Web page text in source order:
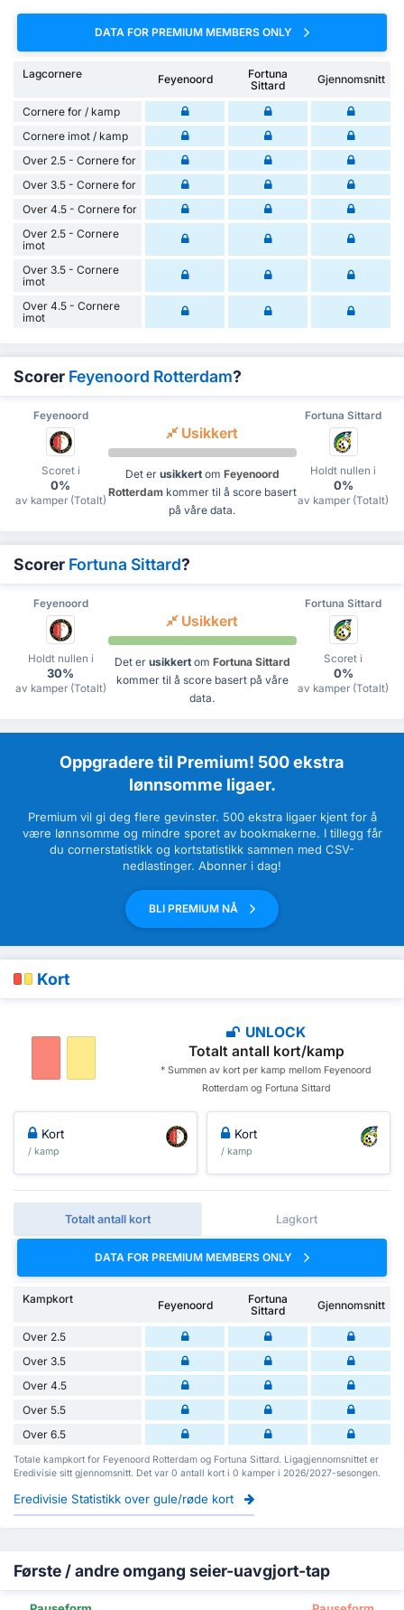
DATA FOR PREMIUM MEMBERS ONLY
Lagcornere Feyenoord
Fortuna
Sittard
Gjennomsnitt
Cornere for / kamp
Cornere imot / kamp
Over 2.5 - Cornere for
Over 3.5 - Cornere for
Over 4.5 - Cornere for
Over 2.5 - Cornere
imot
Over 3.5 - Cornere
imot
Over 4.5 - Cornere
imot
Scorer Feyenoord Rotterdam?
Feyenoord Fortuna Sittard
Scoret i
0%
av kamper (Totalt)
Usikkert
Det er usikkertom Feyenoord
Rotterdamkommer til å score basert
på våre data.
Holdt nullen i
0%
av kamper (Totalt)
Scorer Fortuna Sittard?
Feyenoord Fortuna Sittard
Holdt nullen i
30%
av kamper (Totalt)
Usikkert
Det er usikkertom Fortuna Sittard
kommer til å score basert på våre
data.
Scoret i
0%
av kamper (Totalt)
Oppgradere til Premium! 500 ekstra
lønnsomme ligaer.
Premium vil gi deg flere gevinster. 500 ekstra ligaer kjent for å
være lønnsomme og mindre sporet av bookmakerne. I tillegg får
du cornerstatistikk og kortstatistikk sammen med CSV-
nedlastinger. Abonner i dag!
BLI PREMIUM NÅ
Kort
UNLOCK
Totalt antall kort/kamp
* Summen av kort per kamp mellom Feyenoord
Rotterdam og Fortuna Sittard
Kort
/ kamp
Kort
/ kamp
Totalt antall kort Lagkort
DATA FOR PREMIUM MEMBERS ONLY
Kampkort Feyenoord
Fortuna
Sittard
Gjennomsnitt
Over 2.5
Over 3.5
Over 4.5
Over 5.5
Over 6.5
Totale kampkort for Feyenoord Rotterdam og Fortuna Sittard. Ligagjennomsnittet er
Eredivisie sitt gjennomsnitt. Det var 0 antall kort i 0 kamper i 2026/2027-sesongen.
Eredivisie Statistikk over gule/røde kort
Første / andre omgang seier-uavgjort-tap